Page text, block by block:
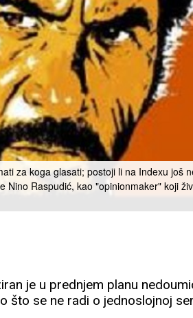
za koga glasati; postoji li na Indexu još
Raspudić, kao "opinionmaker" koji
je u prednjem planu
što se ne radi o jednoslojnoj